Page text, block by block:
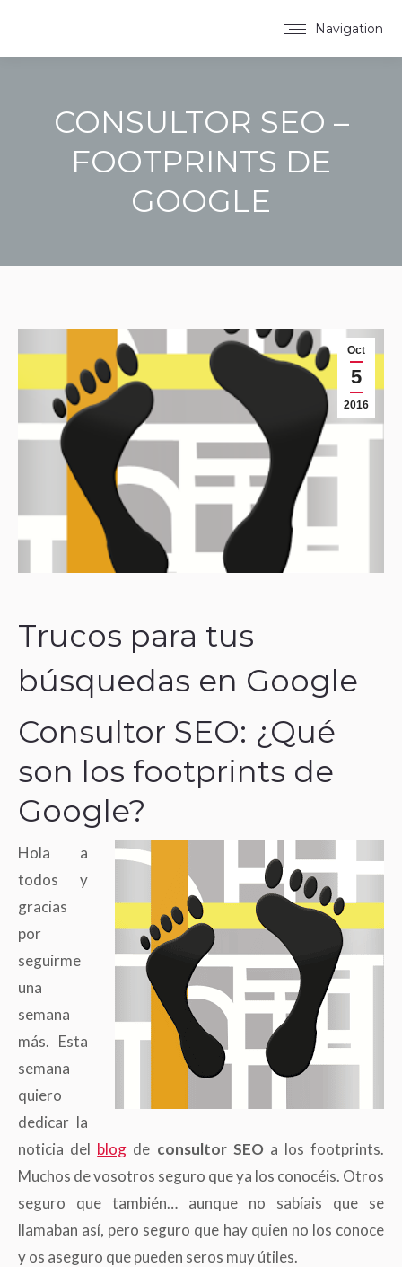
Navigation
CONSULTOR SEO –
FOOTPRINTS DE
GOOGLE
Oct
5
2016
Trucos para tus
búsquedas en Google
Consultor SEO: ¿Qué
son los footprints de
Google?
Hola a
todos y
gracias
por
seguirme
una
semana
más. Esta
semana
quiero
dedicar la
noticia del blog de consultor SEO a los footprints.
Muchos de vosotros seguro que ya los conocéis. Otros
seguro que también… aunque no sabíais que se
llamaban así, pero seguro que hay quien no los conoce
y os aseguro que pueden seros muy útiles.